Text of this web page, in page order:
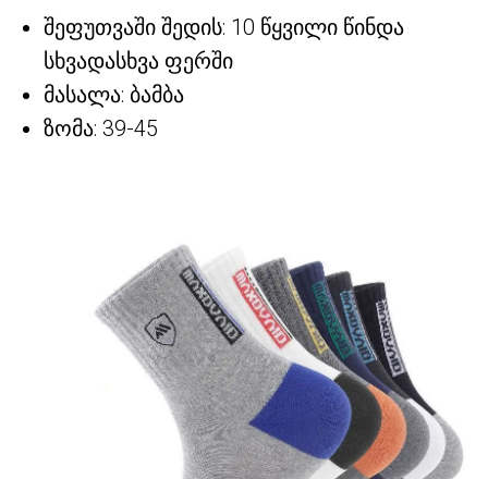
შეფუთვაში შედის: 10 წყვილი წინდა
სხვადასხვა ფერში
მასალა: ბამბა
ზომა: 39-45